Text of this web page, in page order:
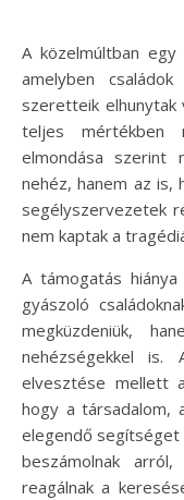
A közelmúltban egy megrázó történet került napvilágra,
amelyben
szeretteik
teljes mértékben
elmondása szerint
nehéz, hanem az is,
segélyszervezetek
nem kaptak a
A támogatás
gyászoló
megküzdeniük,
nehézségekkel
elvesztése mellett
hogy a társadalom,
elegendő segítséget
beszámolnak
reagálnak a